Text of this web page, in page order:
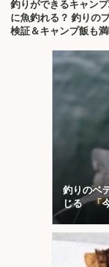
釣りができるキャン
に魚釣れる？ 釣りの
検証＆キャンプ飯も
釣りのベ
じる 「